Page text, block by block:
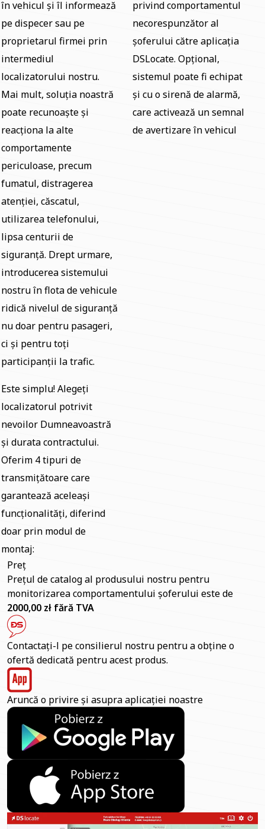
în vehicul și îl informează
pe dispecer sau pe
proprietarul firmei prin
intermediul
localizatorului nostru.
Mai mult, soluția noastră
poate recunoaște și
reacționa la alte
comportamente
periculoase, precum
fumatul, distragerea
atenției, căscatul,
utilizarea telefonului,
lipsa centurii de
siguranță. Drept urmare,
introducerea sistemului
nostru în flota de vehicule
ridică nivelul de siguranță
nu doar pentru pasageri,
ci și pentru toți
participanții la trafic.
privind comportamentul
necorespunzător al
șoferului către aplicația
DSLocate. Opțional,
sistemul poate fi echipat
și cu o sirenă de alarmă,
care activează un semnal
de avertizare în vehicul
Este simplu! Alegeți
localizatorul potrivit
nevoilor Dumneavoastră
și durata contractului.
Oferim 4 tipuri de
transmițătoare care
garantează aceleași
funcționalități, diferind
doar prin modul de
montaj:
Preț
Prețul de catalog al produsului nostru pentru
monitorizarea comportamentului șoferului este de
2000,00 zł fără TVA
Contactați-l pe consilierul nostru pentru a obține o
ofertă dedicată pentru acest produs.
Aruncă o privire și asupra aplicației noastre